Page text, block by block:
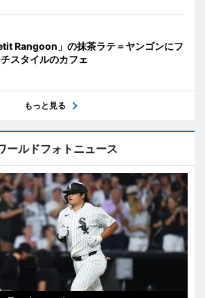
Rangoon」の抹茶ラテ＝ヤンゴンにフ
スタイルのカフェ
もっと見る
ールドフォトニュース